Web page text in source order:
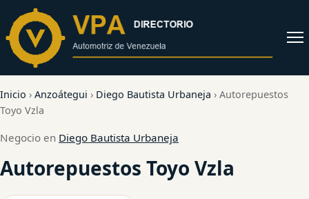
contenido
Abrir
Inicio › Anzoátegui › Diego Bautista Urbaneja › Autorepuestos
Toyo Vzla
Negocio en Diego Bautista Urbaneja
Autorepuestos Toyo Vzla